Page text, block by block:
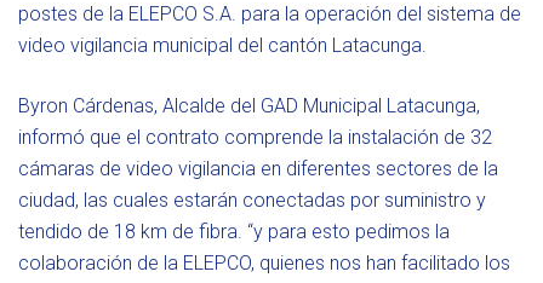
postes de la ELEPCO S.A. para la operación del sistema de
video vigilancia municipal del cantón Latacunga.
Byron Cárdenas, Alcalde del GAD Municipal Latacunga,
informó que el contrato comprende la instalación de 32
cámaras de video vigilancia en diferentes sectores de la
ciudad, las cuales estarán conectadas por suministro y
tendido de 18 km de fibra. “y para esto pedimos la
colaboración de la ELEPCO, quienes nos han facilitado los